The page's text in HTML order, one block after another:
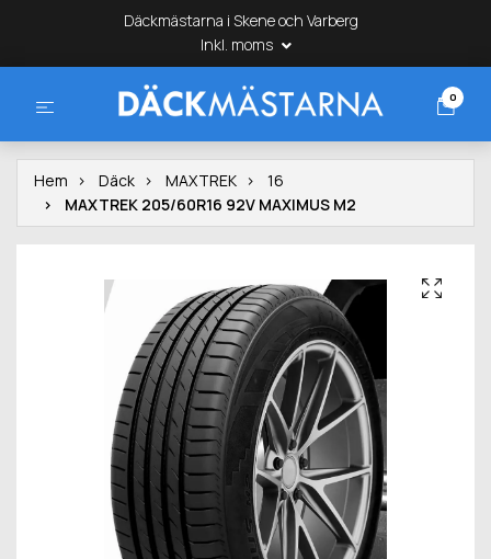
Däckmästarna i Skene och Varberg
Inkl. moms
0
Hem Däck MAXTREK
16
MAXTREK 205/60R16 92V MAXIMUS M2